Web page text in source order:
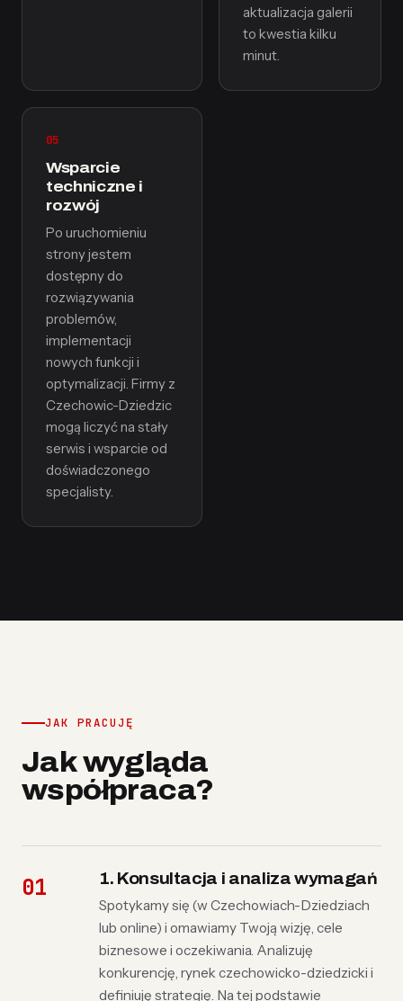
aktualizacja galerii
to kwestia kilku
minut.
05
Wsparcie
techniczne i
rozwój
Po uruchomieniu
strony jestem
dostępny do
rozwiązywania
problemów,
implementacji
nowych funkcji i
optymalizacji. Firmy z
Czechowic-Dziedzic
mogą liczyć na stały
serwis i wsparcie od
doświadczonego
specjalisty.
JAK PRACUJĘ
Jak wygląda
współpraca?
1. Konsultacja i analiza wymagań
Spotykamy się (w Czechowiach-Dziedziach
lub online) i omawiamy Twoją wizję, cele
biznesowe i oczekiwania. Analizuję
konkurencję, rynek czechowicko-dziedzicki i
definiuję strategię. Na tej podstawie